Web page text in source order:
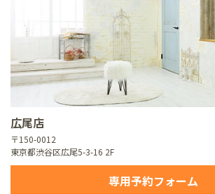
広尾店
〒150-0012
東京都渋谷区広尾5-3-16 2F
専用予約フォーム